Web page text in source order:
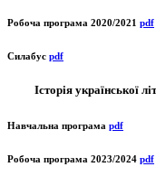
Робоча програма 2020/2021 pdf
Силабус pdf
Історія української
Навчальна програма pdf
Робоча програма 2023/2024 pdf